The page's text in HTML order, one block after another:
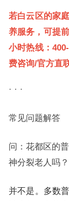
若白云区的家
养服务，可提
小时热线：
费咨询/官方直
· · ·
常见问题解答
问：花都区的
神分裂老人吗？
并不是。多数